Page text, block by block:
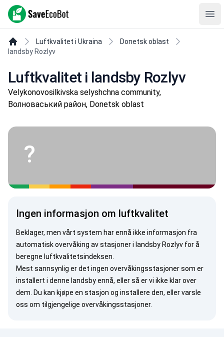
SaveEcoBot
Luftkvalitet i Ukraina
Donetsk oblast
landsby Rozlyv
Luftkvalitet i landsby Rozlyv
Velykonovosilkivska selyshchna community,
Волноваський район, Donetsk oblast
?
Ingen informasjon om luftkvalitet
Beklager, men vårt system har ennå ikke informasjon fra
automatisk overvåking av stasjoner i landsby Rozlyv for å
beregne luftkvalitetsindeksen.
Mest sannsynlig er det ingen overvåkingsstasjoner som er
installert i denne landsby ennå, eller så er vi ikke klar over
dem. Du kan kjøpe en stasjon og installere den, ellervarsle
oss om tilgjengelige overvåkingsstasjoner.